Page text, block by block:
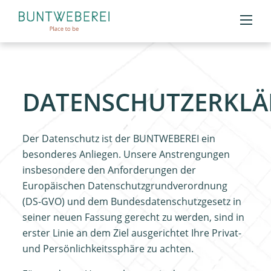
Der Datenschutz ist der BUNTWEBEREI ein
besonderes Anliegen. Unsere Anstrengungen
insbesondere den Anforderungen der
Europäischen Datenschutzgrundverordnung
(DS-GVO) und dem Bundesdatenschutzgesetz in
seiner neuen Fassung gerecht zu werden, sind in
erster Linie an dem Ziel ausgerichtet Ihre Privat-
und Persönlichkeitssphäre zu achten.